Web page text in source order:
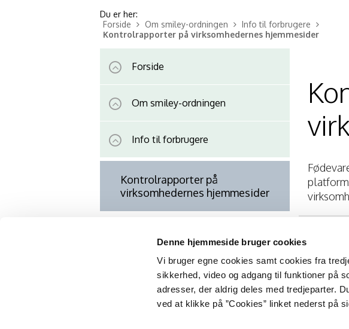
Denne hjemmeside bruger cookies
Vi bruger egne cookies samt cookies fra
sikkerhed, video og adgang til funktioner på
adresser, der aldrig deles med tredjeparter.
ved at klikke på ”Cookies” linket nederst på
Du er her:
Forside
Om smiley-ordningen
Info til forbrugere
Kontrolrapporter på virksomhedernes hjemmesider
Kontrolrapporter på
virksomhedernes hjemmesider
sted på